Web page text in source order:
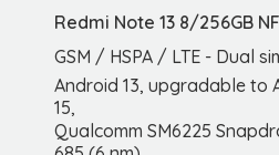
Redmi Note 13 8/256GB
GSM / HSPA / LTE - Dual
Android 13, upgradable to
15,
Qualcomm SM6225